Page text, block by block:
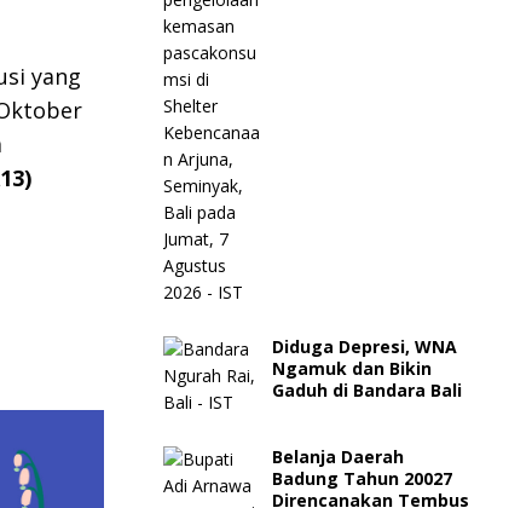
yang
Diduga Depresi, WNA
Ngamuk dan Bikin
Gaduh di Bandara Bali
Belanja Daerah
Badung Tahun 20027
Direncanakan Tembus